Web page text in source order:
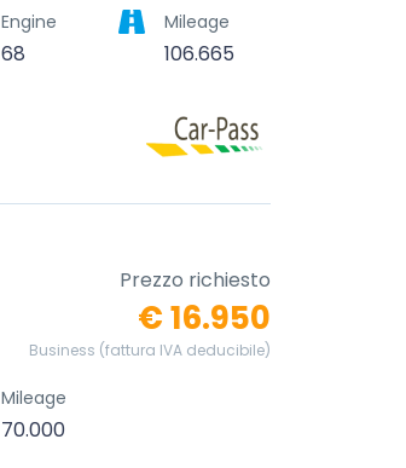
Engine
68
Mileage
106.665
Prezzo richiesto
€ 16.950
Business (fattura IVA deducibile)
Mileage
70.000